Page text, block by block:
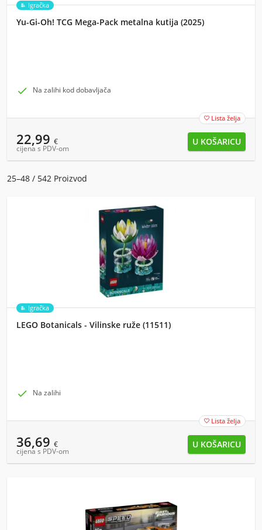
Igračka
Yu-Gi-Oh! TCG Mega-Pack metalna kutija (2025)
 Na zalihi kod dobavljača
 Lista želja
22,99 €
cijena s PDV-om
25–48 / 542 Proizvod
Igračka
LEGO Botanicals - Vilinske ruže (11511)
 Na zalihi
 Lista želja
36,69 €
cijena s PDV-om